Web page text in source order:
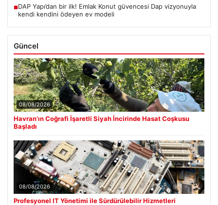
■DAP Yapı’dan bir ilk! Emlak Konut güvencesi Dap vizyonuyla
kendi kendini ödeyen ev modeli
Güncel
08/08/2026
Havran’ın Coğrafi İşaretli Siyah İncirinde Hasat Coşkusu
Başladı
08/08/2026
Profesyonel IT Yönetimi ile Sürdürülebilir Hizmetleri